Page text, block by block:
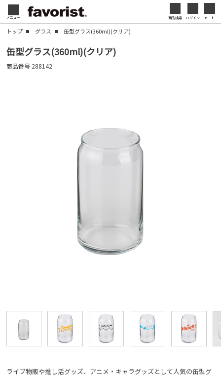
メニュー 商品検索 ログイン カート
トップ グラス 缶型グラス(360ml)(クリア)
缶型グラス(360ml)(クリア)
商品番号 288142
ライブ物販や推し活グッズ、アニメ・キャラグッズとして人気の缶型グ
会社名・ロゴ・メッセージなどを印刷して、オリジ
ナルデザインのノベルティを制作できます。展示会
ド認知度の向上にも効果的です。
閉じる